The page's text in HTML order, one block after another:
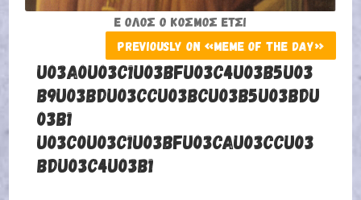
Ε ΌΛΟΣ Ο ΚΌΣΜΟΣ ΈΤΣΙ
PREVIOUSLY ON «MEME OF THE DAY»
U03A0U03C1U03BFU03C4U03B5U03
B9U03BDU03CCU03BCU03B5U03BDU
03B1
U03C0U03C1U03BFU03CAU03CCU03
BDU03C4U03B1